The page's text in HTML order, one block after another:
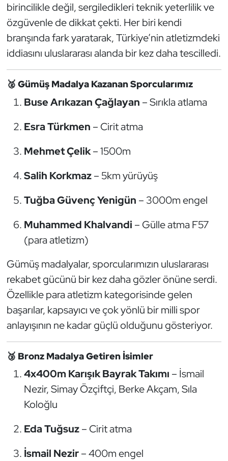
birincilikle değil, sergiledikleri teknik yeterlilik ve
özgüvenle de dikkat çekti. Her biri kendi
branşında fark yaratarak, Türkiye’nin atletizmdeki
iddiasını uluslararası alanda bir kez daha tescilledi.
🥈 Gümüş Madalya Kazanan Sporcularımız
Buse Arıkazan Çağlayan – Sırıkla atlama
Esra Türkmen – Cirit atma
Mehmet Çelik– 1500m
Salih Korkmaz– 5km yürüyüş
Tuğba Güvenç Yenigün – 3000m engel
Muhammed Khalvandi – Gülle atma F57
(para atletizm)
Gümüş madalyalar, sporcularımızın uluslararası
rekabet gücünü bir kez daha gözler önüne serdi.
Özellikle para atletizm kategorisinde gelen
başarılar, kapsayıcı ve çok yönlü bir milli spor
anlayışının ne kadar güçlü olduğunu gösteriyor.
🥉 Bronz Madalya Getiren İsimler
4x400m Karışık Bayrak Takımı – İsmail
Nezir, Simay Özçiftçi, Berke Akçam, Sıla
Koloğlu
Eda Tuğsuz– Cirit atma
İsmail Nezir– 400m engel
Kick Boks
Kürek
Modern Pentatlon
Oryantiring
Özel Sporcular
Paralimpik
Ragbi
Satranç
Sualtı Sporları
Tekvando
Tenis
Triatlon